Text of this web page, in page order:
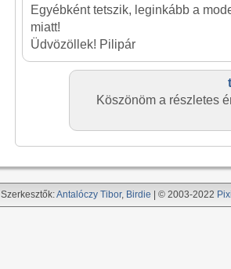
Egyébként tetszik, leginkább a
miatt!
Üdvözöllek! Pilipár
Köszönöm a részletes
Szerkesztők:Antalóczy Tibor, Birdie | © 2003-2022